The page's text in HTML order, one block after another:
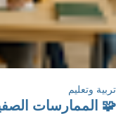
تربية وتعليم
🧩 الممارسات